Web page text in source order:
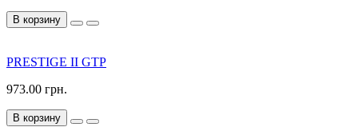
В корзину
PRESTIGE II GTP
973.00 грн.
В корзину